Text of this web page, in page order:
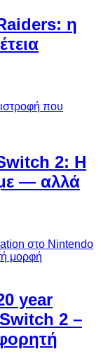
η
2: Η
— αλλά
year
2 –